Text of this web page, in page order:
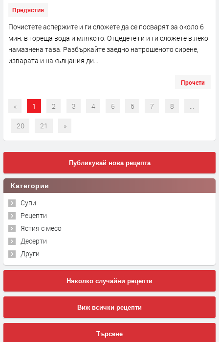
Предястия
Почистете аспержите и ги сложете да се посварят за около 6
мин. в гореща вода и млякото. Отцедете ги и ги сложете в леко
намазнена тава. Разбъркайте заедно натрошеното сирене,
изварата и накълцания ди...
Прочети
« 1 2 3 4 5 6 7 8 ...
20 21 »
Публикувай нова рецепта
Категории
Супи
Рецепти
Ястия с месо
Десерти
Други
Няколко случайни рецепти
Виж всички рецепти
Търсене